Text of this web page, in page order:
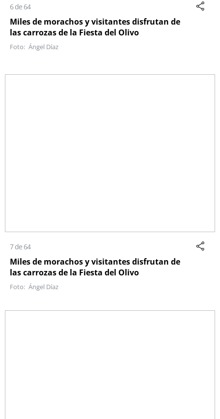
6 de 64
Miles de morachos y visitantes disfrutan de
las carrozas de la Fiesta del Olivo
Ángel Díaz
7 de 64
Miles de morachos y visitantes disfrutan de
las carrozas de la Fiesta del Olivo
Ángel Díaz